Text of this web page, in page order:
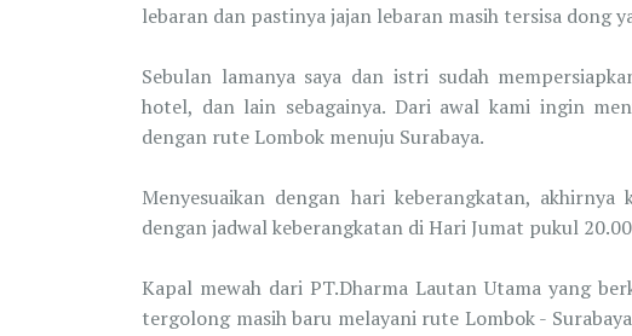
lebaran dan pastinya jajan lebaran masih tersisa dong
Sebulan lamanya saya dan istri sudah
hotel, dan lain sebagainya. Dari awal kami ingin
dengan rute Lombok menuju Surabaya.
Menyesuaikan dengan hari keberangkatan,
dengan jadwal keberangkatan di Hari Jumat pukul
Kapal mewah dari PT.Dharma Lautan Utama yang
tergolong masih baru melayani rute Lombok -